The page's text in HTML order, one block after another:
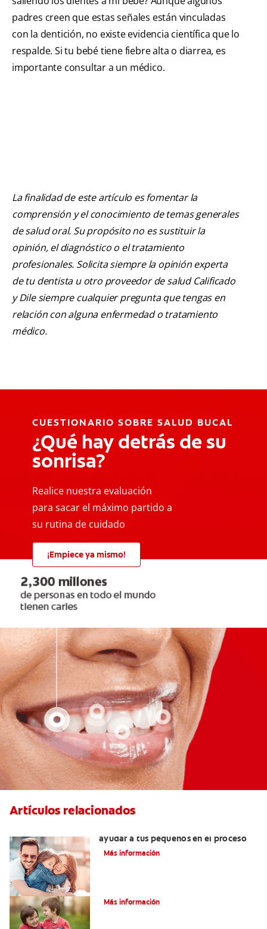
padres creen que estas señales están vinculadas
con la dentición, no existe evidencia científica que lo
respalde. Si tu bebé tiene fiebre alta o diarrea, es
importante consultar a un médico.
La finalidad de este artículo es fomentar la
comprensión y el conocimiento de temas generales
de salud oral. Su propósito no es sustituir la
opinión, el diagnóstico o el tratamiento
profesionales. Solicita siempre la opinión experta
de tu dentista u otro proveedor de salud Calificado
y Dile siempre cualquier pregunta que tengas en
relación con alguna enfermedad o tratamiento
médico.
CUESTIONARIO SOBRE SALUD BUCAL
¿Qué hay detrás de su
sonrisa?
Realice nuestra evaluación
para sacar el máximo partido a
su rutina de cuidado
¡Empiece ya mismo!
Artículos relacionados
ayudar a tus pequeños en el proceso
Más información
Más información